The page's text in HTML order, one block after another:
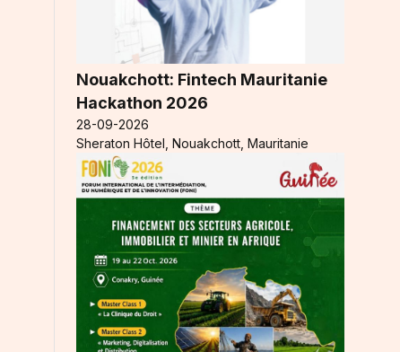
Nouakchott: Fintech Mauritanie
Hackathon 2026
28-09-2026
Sheraton Hôtel, Nouakchott, Mauritanie